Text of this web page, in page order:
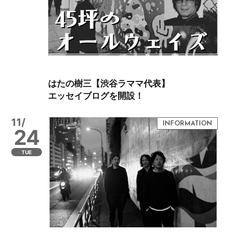
はたの樹三【渋谷ラママ代表】
エッセイブログを開設！
11/
24
TUE